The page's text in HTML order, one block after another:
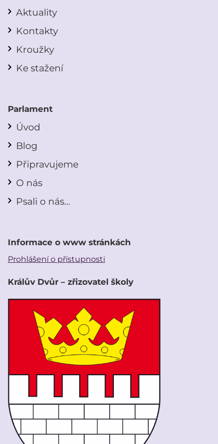
Aktuality
Kontakty
Kroužky
Ke stažení
Parlament
Úvod
Blog
Připravujeme
O nás
Psali o nás…
Informace o www stránkách
Prohlášení o přístupnosti
Králův Dvůr – zřizovatel školy